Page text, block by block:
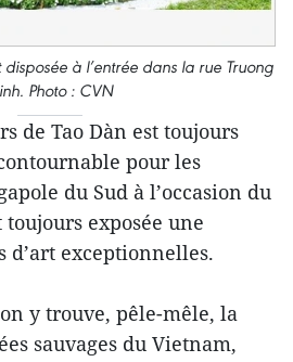
à l’entrée dans la rue Truong
Photo : CVN
de Tao Dàn est toujours
pour les
du Sud à l’occasion du
exposée une
exceptionnelles.
y trouve, pêle-mêle, la
sauvages du Vietnam,